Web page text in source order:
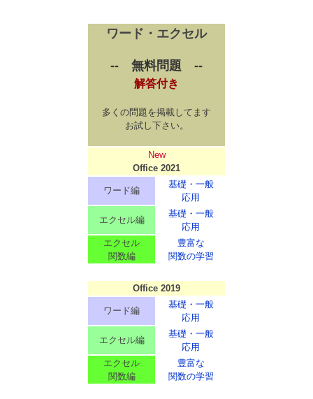
ワード・エクセル
-- 無料問題 --
解答付き
多くの問題を掲載してます
お試し下さい。
New
Office 2021
ワード編
基礎・一般
応用
エクセル編
基礎・一般
応用
エクセル
関数編
豊富な
関数の学習
Office 2019
ワード編
基礎・一般
応用
エクセル編
基礎・一般
応用
エクセル
関数編
豊富な
関数の学習